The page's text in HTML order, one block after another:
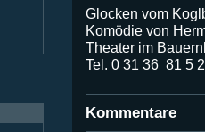
Glocken vom
Komödie von
Theater im
Tel. 0 31 36  81 5
Kommentare